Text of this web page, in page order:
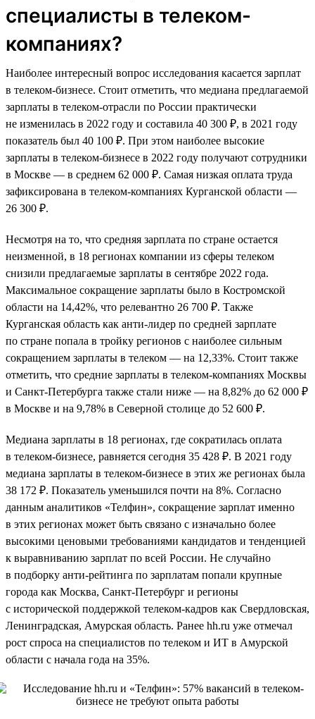
специалисты в телеком-
компаниях?
Наиболее интересный вопрос исследования касается зарплат
в телеком-бизнесе. Стоит отметить, что медиана предлагаемой
зарплаты в телеком-отрасли по России практически
не изменилась в 2022 году и составила 40 300 ₽, в 2021 году
показатель был 40 100 ₽. При этом наиболее высокие
зарплаты в телеком-бизнесе в 2022 году получают сотрудники
в Москве — в среднем 62 000 ₽. Самая низкая оплата труда
зафиксирована в телеком-компаниях Курганской области —
26 300 ₽.
Несмотря на то, что средняя зарплата по стране остается
неизменной, в 18 регионах компании из сферы телеком
снизили предлагаемые зарплаты в сентябре 2022 года.
Максимальное сокращение зарплаты было в Костромской
области на 14,42%, что релевантно 26 700 ₽. Также
Курганская область как анти-лидер по средней зарплате
по стране попала в тройку регионов с наиболее сильным
сокращением зарплаты в телеком — на 12,33%. Стоит также
отметить, что средние зарплаты в телеком-компаниях Москвы
и Санкт-Петербурга также стали ниже — на 8,82% до 62 000 ₽
в Москве и на 9,78% в Северной столице до 52 600 ₽.
Медиана зарплаты в 18 регионах, где сократилась оплата
в телеком-бизнесе, равняется сегодня 35 428 ₽. В 2021 году
медиана зарплаты в телеком-бизнесе в этих же регионах была
38 172 ₽. Показатель уменьшился почти на 8%. Согласно
данным аналитиков «Телфин», сокращение зарплат именно
в этих регионах может быть связано с изначально более
высокими ценовыми требованиями кандидатов и тенденцией
к выравниванию зарплат по всей России. Не случайно
в подборку анти-рейтинга по зарплатам попали крупные
города как Москва, Санкт-Петербург и регионы
с исторической поддержкой телеком-кадров как Свердловская,
Ленинградская, Амурская область. Ранее hh.ru уже отмечал
рост спроса на специалистов по телеком и ИТ в Амурской
области с начала года на 35%.